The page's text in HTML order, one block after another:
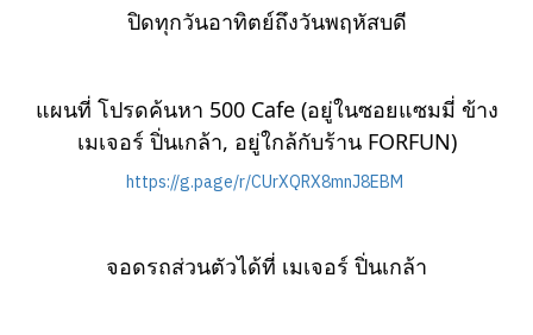
ปิดทุกวันอาทิตย์ถึงวันพฤหัสบดี
แผนที่ โปรดค้นหา 500 Cafe (อยู่ในซอยแซมมี่ ข้าง
เมเจอร์ ปิ่นเกล้า, อยู่ใกล้กับร้าน FORFUN)
https://g.page/r/CUrXQRX8mnJ8EBM
จอดรถส่วนตัวได้ที่ เมเจอร์ ปิ่นเกล้า